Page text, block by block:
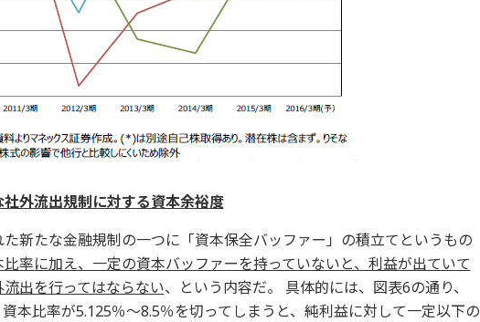
外流出規制に対する資本余裕度
新たな金融規制の一つに「資本保全バッファー」の積立てというもの
率に加え、一定の資本バッファーを持っていないと、利益が出ていて
出を行ってはならない、という内容だ。 具体的には、図表6の通り、
本比率が5.125％～8.5％を切ってしまうと、純利益に対して一定以下の